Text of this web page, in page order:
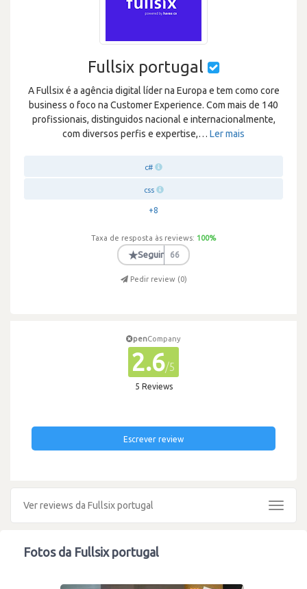
Fullsix portugal
A Fullsix é a agência digital líder na Europa e tem como core
business o foco na Customer Experience. Com mais de 140
profissionais, distinguidos nacional e internacionalmente,
com diversos perfis e expertise,… Ler mais
c#
css
+8
Taxa de resposta às reviews: 100%
★Seguir 66
Pedir review (0)
penCompany
2.6/5
5 Reviews
Escrever review
Ver reviews da Fullsix portugal
Toggle
Fotos da Fullsix portugal